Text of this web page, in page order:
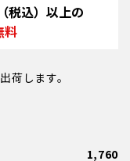
税込）以上の
料
荷します。
1,760